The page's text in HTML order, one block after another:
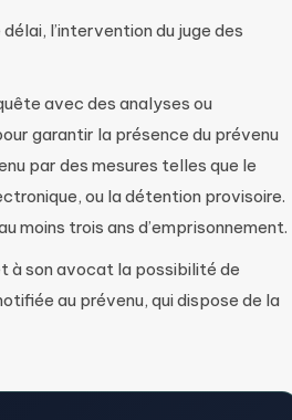
l’intervention du juge des
avec des analyses ou
garantir la présence du prévenu
par des mesures telles que le
ou la détention provisoire.
moins trois ans d’emprisonnement.
à son avocat la possibilité de
au prévenu, qui dispose de la